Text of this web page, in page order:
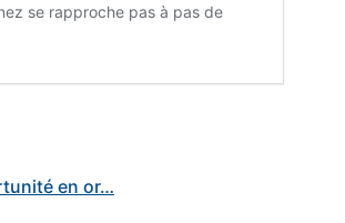
se rapproche pas à pas de
en or…